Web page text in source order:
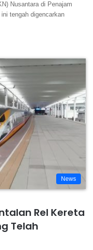
Nusantara di Penajam
tengah digencarkan
News
Rel Kereta
Telah